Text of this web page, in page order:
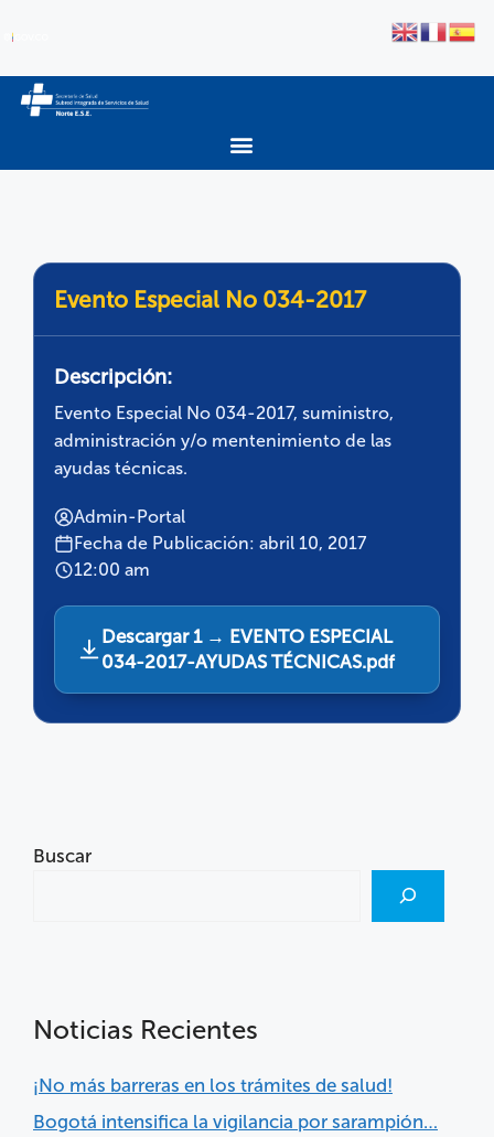
Evento Especial No 034-2017
Descripción:
Evento Especial No 034-2017, suministro,
administración y/o mentenimiento de las
ayudas técnicas.
Admin-Portal
Fecha de Publicación: abril 10, 2017
12:00 am
Descargar 1 → EVENTO ESPECIAL
034-2017-AYUDAS TÉCNICAS.pdf
Buscar
Noticias Recientes
¡No más barreras en los trámites de salud!
Bogotá intensifica la vigilancia por sarampión…